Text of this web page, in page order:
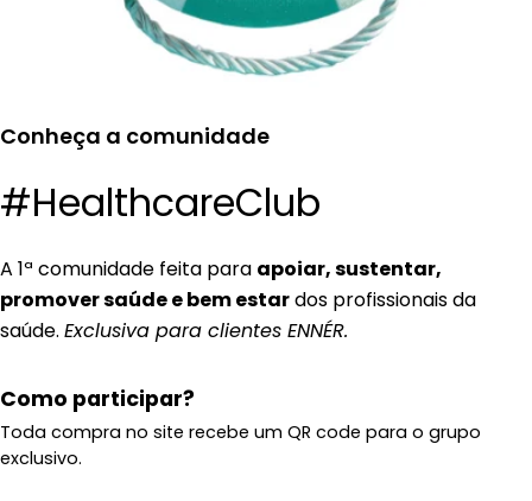
Conheça a comunidade
#HealthcareClub
A 1ª comunidade feita para apoiar, sustentar,
promover saúde e bem estardos profissionais da
saúde. Exclusiva para clientes ENNÉR.
Como participar?
Toda compra no site recebe um QR code para o grupo
exclusivo.